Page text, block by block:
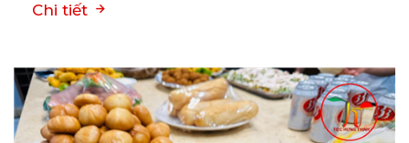
Chi tiết